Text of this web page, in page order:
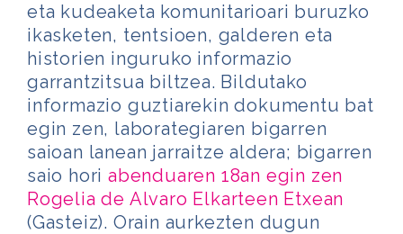
eta kudeaketa komunitarioari buruzko
ikasketen, tentsioen, galderen eta
historien inguruko informazio
garrantzitsua biltzea. Bildutako
informazio guztiarekin dokumentu bat
egin zen, laborategiaren bigarren
saioan lanean jarraitze aldera; bigarren
saio hori abenduaren 18an egin zen
Rogelia de Alvaro Elkarteen Etxean
(Gasteiz). Orain aurkezten dugun